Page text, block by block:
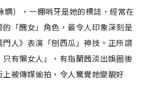
嫻），一棚哨牙是她的標誌，經常在
「醜女」角色，最令人印象深刻是
人》表演「刨西瓜」神技。正所謂
只有懶女人」，有指蘭茜淡出娛圈後
被傳媒偷拍，令人驚覺她變靚好